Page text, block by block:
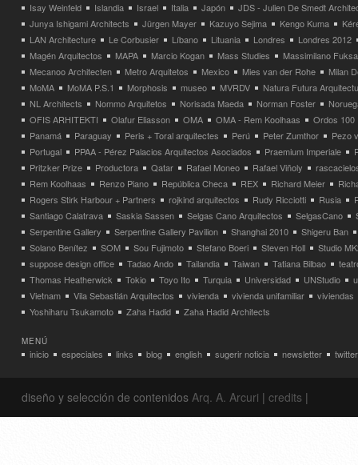
Isay Weinfeld
Islandia Israel Italia Japón
JDS - Julien De Smedt
Junya Ishigami Architects
Jürgen Mayer Kazuyo Sejima Kengo Kuma
LAN Architecture
Le Corbusier Líbano Lituania Londres
Londres 2012
Magén Arquitectos
MAPA Marcio Kogan Mass Studies
Massimilano
Mecanoo Architecten
Metro Arquitetos Mexico Mies van der Rohe
Milan
MoMA
MoMA P.S.1 Morphosis museo MVRDV
Natura Futura
NL Architects
Nommo Arquitetos Norisada Maeda Norman Foster
OFIS ARHITEKTI
Olafur Eliasson OMA OMA - Rem Koolhaas
Ordos 100
Panamá
Paraguay Peris + Toral arquitectes Perú Peter Zumthor
Pezo
Portugal
PPAA - Pérez Palacios Arquitectos Asociados Praemium Imperiale
Pritzker Prize
Productora Qatar Rafael Moneo Rafael Viñoly
Rem Koolhaas
Renzo Piano República Checa REX Richard Meier
Rogers Stirk Harbour + Partners
rojkind arquitectos Rudy Ricciotti Rusia
Santiago Calatrava
Saskia Sassen Selgas Cano Arquitectos SelgasCano
Serpentine Gallery
Serpentine Gallery Pavilion Shanghai 2010
Shigeru Ban
Solano Benítez
SOM Sou Fujimoto Stefano Boeri Steven Holl
Studio
suppose design office
Tadao Ando Tailandia Taiwan Tatiana Bilbao
Thomas Heatherwick
Tokio Toyo Ito Turquia Universidad UNStudio
Vietnam
Vila Sebastián Arquitectos vivienda vivienda unifamiliar
viviendas
Yoshiharu Tsukamoto
Zaha Hadid Zaha Hadid Architects
MENÚ
inicio especiales links blog english sugerir noticia newsletter twitter
diseño y selección de contenidos Arq. A. Arcuri | credits |